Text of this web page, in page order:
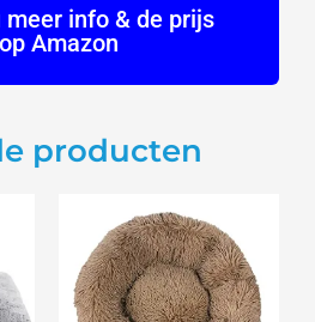
meer info & de prijs
op Amazon
producten